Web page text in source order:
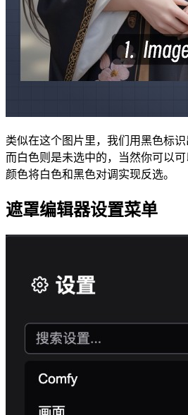
类似在这个图片里，我们用黑色标识
而白色则是未选中的，当然你可以
颜色将白色和黑色对调实现反选。
遮罩编辑器设置菜单